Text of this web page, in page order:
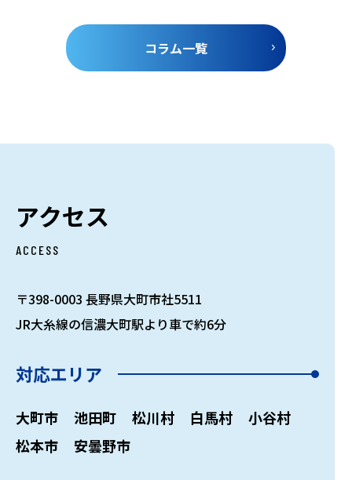
コラム一覧
アクセス
ACCESS
〒398-0003 長野県大町市社5511
JR大糸線の信濃大町駅より車で約6分
対応エリア
大町市 池田町 松川村 白馬村
小谷村
松本市
安曇野市